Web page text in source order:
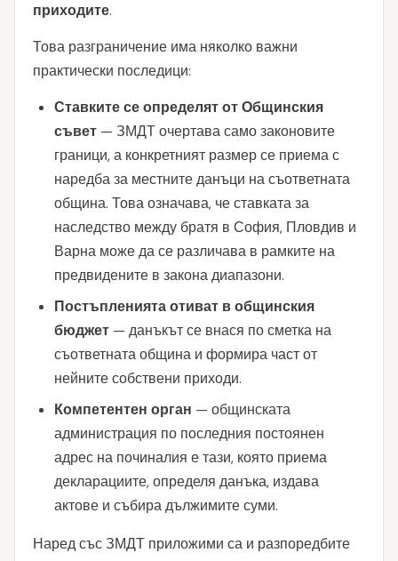
приходите.
Това разграничение има няколко важни
практически последици:
Ставките се определят от Общинския
съвет — ЗМДТ очертава само законовите
граници, а конкретният размер се приема с
наредба за местните данъци на съответната
община. Това означава, че ставката за
наследство между братя в София, Пловдив и
Варна може да се различава в рамките на
предвидените в закона диапазони.
Постъпленията отиват в общинския
бюджет — данъкът се внася по сметка на
съответната община и формира част от
нейните собствени приходи.
Компетентен орган — общинската
администрация по последния постоянен
адрес на починалия е тази, която приема
декларациите, определя данъка, издава
актове и събира дължимите суми.
Наред със ЗМДТ приложими са и разпоредбите